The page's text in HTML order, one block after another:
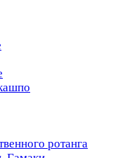
ротанга